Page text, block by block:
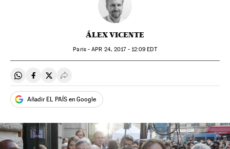
ÁLEX VICENTE
Paris -APR 24, 2017 - 12:09 EDT
Compartir en Whatsapp
Compartir en Facebook
Compartir en Twitter
Desplegar Redes Sociales
Añadir EL PAÍS en Google